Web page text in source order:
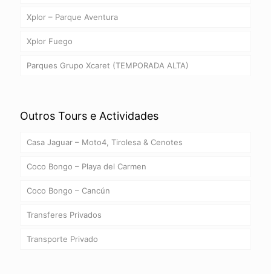
Xplor – Parque Aventura
Xplor Fuego
Parques Grupo Xcaret (TEMPORADA ALTA)
Outros Tours e Actividades
Casa Jaguar – Moto4, Tirolesa & Cenotes
Coco Bongo – Playa del Carmen
Coco Bongo – Cancún
Transferes Privados
Transporte Privado